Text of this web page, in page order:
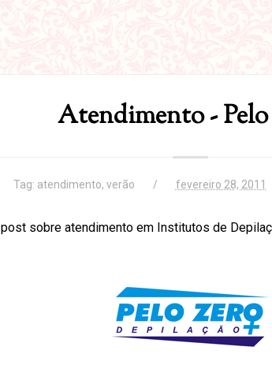
Atendimento -
Tag: atendimento, verão fevereiro 28, 2011
sobre atendimento em Institutos de